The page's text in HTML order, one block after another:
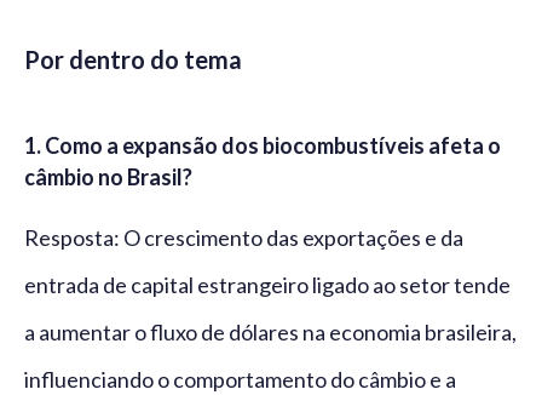
Por dentro do tema
1. Como a expansão dos biocombustíveis afeta o
câmbio no Brasil?
Resposta: O crescimento das exportações e da
entrada de capital estrangeiro ligado ao setor tende
a aumentar o fluxo de dólares na economia brasileira,
influenciando o comportamento do câmbio e a